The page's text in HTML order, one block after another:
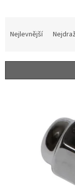
í
Nejlevnější